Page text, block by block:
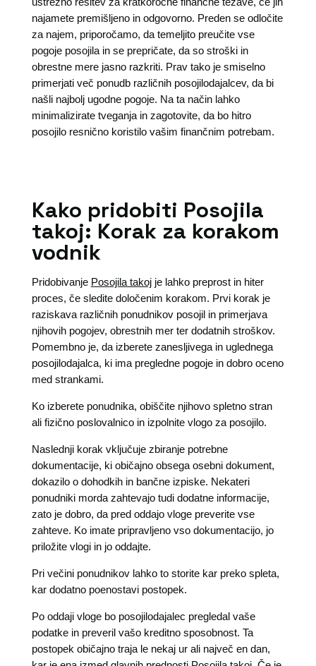
najamete premišljeno in odgovorno. Preden se odločite
za najem, priporočamo, da temeljito preučite vse
pogoje posojila in se prepričate, da so stroški in
obrestne mere jasno razkriti. Prav tako je smiselno
primerjati več ponudb različnih posojilodajalcev, da bi
našli najbolj ugodne pogoje. Na ta način lahko
minimalizirate tveganja in zagotovite, da bo hitro
posojilo resnično koristilo vašim finančnim potrebam.
Kako pridobiti Posojila
takoj: Korak za korakom
vodnik
Pridobivanje Posojila takojje lahko preprost in hiter
proces, če sledite določenim korakom. Prvi korak je
raziskava različnih ponudnikov posojil in primerjava
njihovih pogojev, obrestnih mer ter dodatnih stroškov.
Pomembno je, da izberete zanesljivega in uglednega
posojilodajalca, ki ima pregledne pogoje in dobro oceno
med strankami.
Ko izberete ponudnika, obiščite njihovo spletno stran
ali fizično poslovalnico in izpolnite vlogo za posojilo.
Naslednji korak vključuje zbiranje potrebne
dokumentacije, ki običajno obsega osebni dokument,
dokazilo o dohodkih in bančne izpiske. Nekateri
ponudniki morda zahtevajo tudi dodatne informacije,
zato je dobro, da pred oddajo vloge preverite vse
zahteve. Ko imate pripravljeno vso dokumentacijo, jo
priložite vlogi in jo oddajte.
Pri večini ponudnikov lahko to storite kar preko spleta,
kar dodatno poenostavi postopek.
Po oddaji vloge bo posojilodajalec pregledal vaše
podatke in preveril vašo kreditno sposobnost. Ta
postopek običajno traja le nekaj ur ali največ en dan,